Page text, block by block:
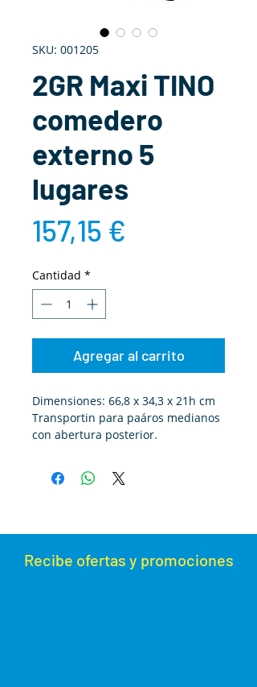
SKU: 001205
2GR Maxi TINO
comedero
externo 5
lugares
157,15 €
Cantidad *
Agregar al carrito
Dimensiones: 66,8 x 34,3 x 21h cm
Transportin para paáros medianos
con abertura posterior.
Recibe ofertas y promociones